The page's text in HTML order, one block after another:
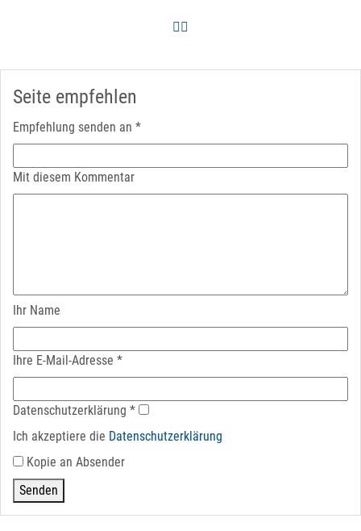
Seite empfehlen
Empfehlung senden an *
Mit diesem Kommentar
Ihr Name
Ihre E-Mail-Adresse *
Datenschutz­erklärung *
Ich akzeptiere die Datenschutz­erklärung
Kopie an Absender